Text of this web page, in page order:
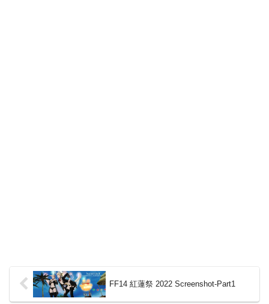
FF14 紅蓮祭 2022 Screenshot-Part1